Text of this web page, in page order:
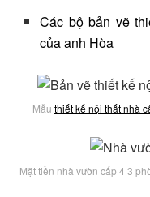
Các bộ bản vẽ
của anh Hòa
Mẫu thiết kế nội thất nhà
Mặt tiền nhà vườn cấp 4 3